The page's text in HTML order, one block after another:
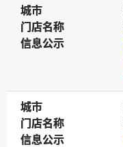
城市
城市
门店名称
门店名称
信息公示
信息公示
城市
城市
门店名称
门店名称
信息公示
信息公示